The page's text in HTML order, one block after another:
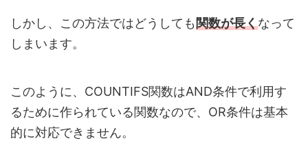
しかし、この方法ではどうしても関数が長くなって
しまいます。
このように、COUNTIFS関数はAND条件で利用す
るために作られている関数なので、OR条件は基本
的に対応できません。